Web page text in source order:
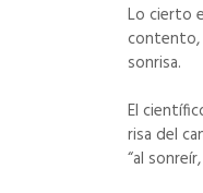
Lo cierto
contento,
sonrisa.
El
risa del
“al